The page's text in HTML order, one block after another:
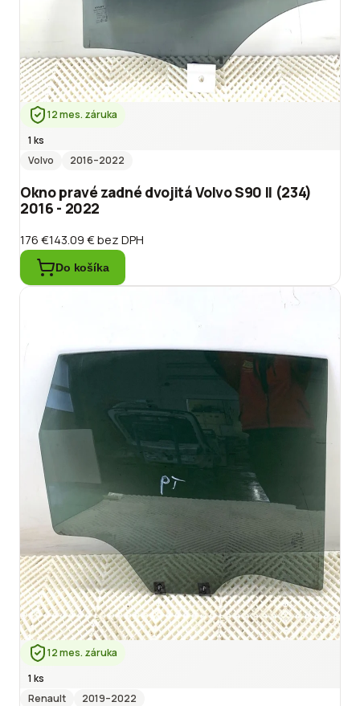
12 mes. záruka
1 ks
Volvo
2016–2022
Okno pravé zadné dvojitá Volvo S90 II (234)
2016 - 2022
176 €143.09 €bez DPH
Do košíka
12 mes. záruka
1 ks
Renault
2019–2022